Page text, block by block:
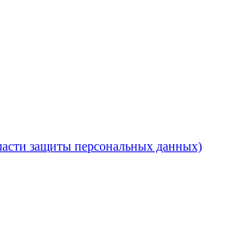
защиты персональных данных)